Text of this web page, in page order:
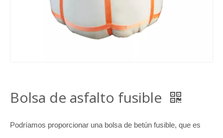
Bolsa de asfalto fusible
Podríamos proporcionar una bolsa de betún fusible, que es